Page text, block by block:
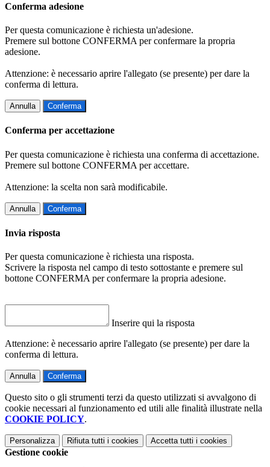
Conferma adesione
Per questa comunicazione è richiesta un'adesione.
Premere sul bottone CONFERMA per confermare la propria
adesione.
Attenzione: è necessario aprire l'allegato (se presente) per dare la
conferma di lettura.
Annulla Conferma
Conferma per accettazione
Per questa comunicazione è richiesta una conferma di accettazione.
Premere sul bottone CONFERMA per accettare.
Attenzione: la scelta non sarà modificabile.
Annulla Conferma
Invia risposta
Per questa comunicazione è richiesta una risposta.
Scrivere la risposta nel campo di testo sottostante e premere sul
bottone CONFERMA per confermare la propria adesione.
Inserire qui la risposta
Attenzione: è necessario aprire l'allegato (se presente) per dare la
conferma di lettura.
Annulla Conferma
Questo sito o gli strumenti terzi da questo utilizzati si avvalgono di
cookie necessari al funzionamento ed utili alle finalità illustrate nella
COOKIE POLICY.
Personalizza Rifiuta tutti i cookies Accetta tutti i cookies
Gestione cookie